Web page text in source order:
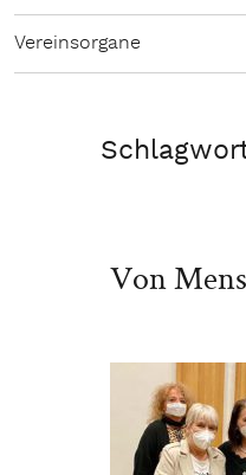
Vereinsorgane
Von